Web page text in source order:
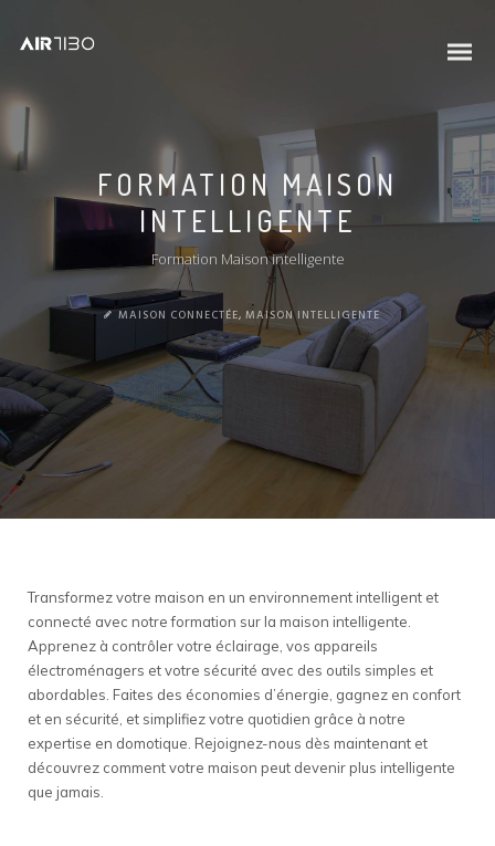
FORMATION MAISON
INTELLIGENTE
Formation Maison intelligente
MAISON CONNECTÉE, MAISON INTELLIGENTE
Transformez votre maison en un environnement intelligent et
connecté avec notre formation sur la maison intelligente.
Apprenez à contrôler votre éclairage, vos appareils
électroménagers et votre sécurité avec des outils simples et
abordables. Faites des économies d’énergie, gagnez en confort
et en sécurité, et simplifiez votre quotidien grâce à notre
expertise en domotique. Rejoignez-nous dès maintenant et
découvrez comment votre maison peut devenir plus intelligente
que jamais.